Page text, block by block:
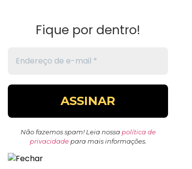
Fique por dentro!
Não fazemos spam! Leia nossa política de
privacidadepara mais informações.